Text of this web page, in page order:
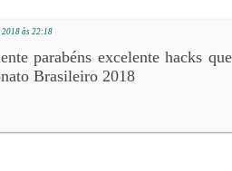
às 22:18
parabéns excelente hacks
Brasileiro 2018